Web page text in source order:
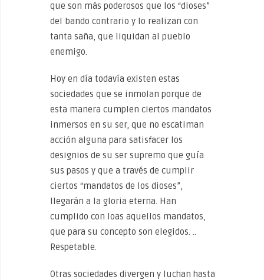
que son más poderosos que los “dioses”
del bando contrario y lo realizan con
tanta saña, que liquidan al pueblo
enemigo.
Hoy en día todavía existen estas
sociedades que se inmolan porque de
esta manera cumplen ciertos mandatos
inmersos en su ser, que no escatiman
acción alguna para satisfacer los
designios de su ser supremo que guía
sus pasos y que a través de cumplir
ciertos “mandatos de los dioses”,
llegarán a la gloria eterna. Han
cumplido con loas aquellos mandatos,
que para su concepto son elegidos. ..
Respetable.
Otras sociedades divergen y luchan hasta